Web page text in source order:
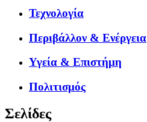
Τεχνολογία
Περιβάλλον & Ενέργεια
Υγεία & Επιστήμη
Πολιτισμός
Σελίδες